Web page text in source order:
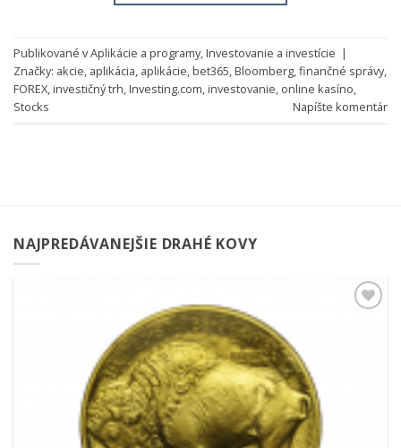
Publikované vAplikácie a programy,Investovanie a investície |
Značky: akcie, aplikácia, aplikácie,bet365,Bloomberg,finančné správy,
FOREX,investičný trh,Investing.com,investovanie, online kasíno,
Stocks
Napíšte komentár
NAJPREDÁVANEJŠIE DRAHÉ KOVY